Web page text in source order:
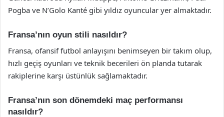
Pogba ve N’Golo Kanté gibi yıldız oyuncular yer almaktadır.
Fransa’nın oyun stili nasıldır?
Fransa, ofansif futbol anlayışını benimseyen bir takım olup,
hızlı geçiş oyunları ve teknik becerileri ön planda tutarak
rakiplerine karşı üstünlük sağlamaktadır.
Fransa’nın son dönemdeki maç performansı
nasıldır?